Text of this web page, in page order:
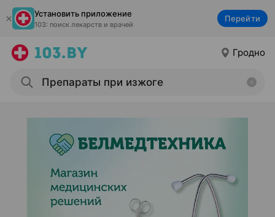
Установить приложение
103: поиск лекарств и врачей
Перейти
Гродно